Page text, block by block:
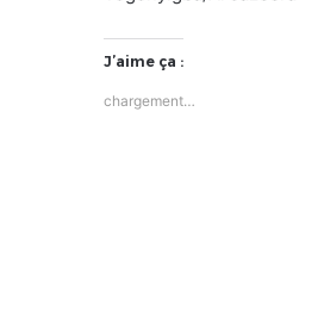
J’aime ça :
chargement…